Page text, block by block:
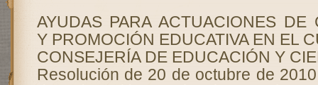
AYUDAS PARA ACTUACIONES DE
Y PROMOCIÓN EDUCATIVA EN EL
CONSEJERÍA DE EDUCACIÓN Y
Resolución de 20 de octubre de